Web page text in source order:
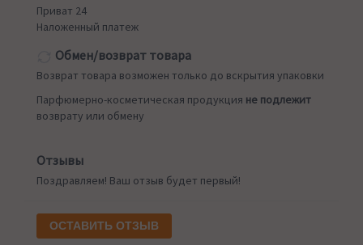
Приват 24
Наложенный платеж
Обмен/возврат товара
Возврат товара возможен только до вскрытия упаковки
Парфюмерно-косметическая продукция не подлежит
возврату или обмену
Отзывы
Поздравляем! Ваш отзыв будет первый!
ОСТАВИТЬ ОТЗЫВ